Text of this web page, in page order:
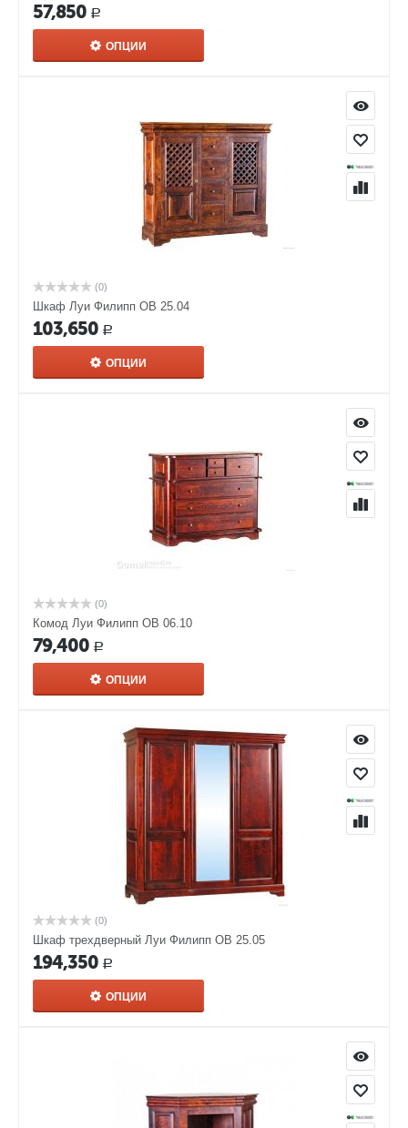
57,850 Р
ОПЦИИ
(0)
Шкаф Луи Филипп ОВ 25.04
103,650 Р
ОПЦИИ
(0)
Комод Луи Филипп ОВ 06.10
79,400 Р
ОПЦИИ
(0)
Шкаф трехдверный Луи Филипп ОВ 25.05
194,350 Р
ОПЦИИ